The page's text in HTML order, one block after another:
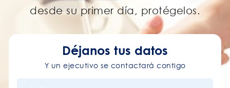
desde su primer día, protégelos.
Déjanos tus datos
Y un ejecutivo se contactará contigo